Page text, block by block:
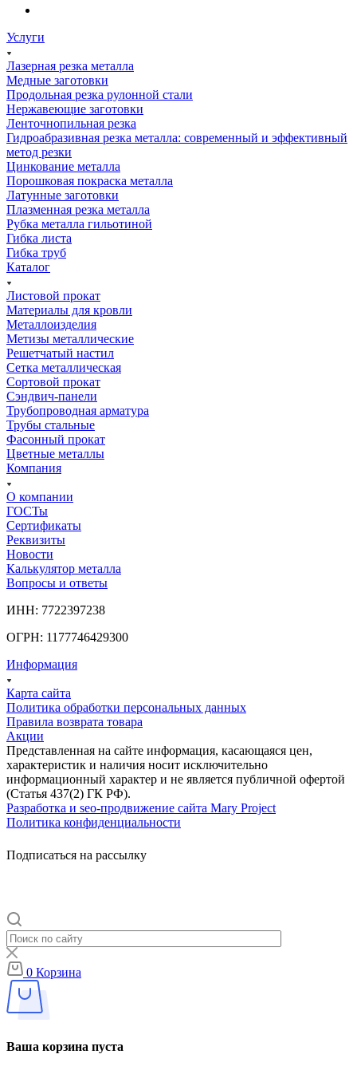
Услуги
Лазерная резка металла
Медные заготовки
Продольная резка рулонной стали
Нержавеющие заготовки
Ленточнопильная резка
Гидроабразивная резка металла: современный и эффективный
метод резки
Цинкование металла
Порошковая покраска металла
Латунные заготовки
Плазменная резка металла
Рубка металла гильотиной
Гибка листа
Гибка труб
Каталог
Листовой прокат
Материалы для кровли
Металлоизделия
Метизы металлические
Решетчатый настил
Сетка металлическая
Сортовой прокат
Сэндвич-панели
Трубопроводная арматура
Трубы стальные
Фасонный прокат
Цветные металлы
Компания
О компании
ГОСТы
Сертификаты
Реквизиты
Новости
Калькулятор металла
Вопросы и ответы
ИНН: 7722397238
ОГРН: 1177746429300
Информация
Карта сайта
Политика обработки персональных данных
Правила возврата товара
Акции
Представленная на сайте информация, касающаяся цен,
характеристик и наличия носит исключительно
информационный характер и не является публичной офертой
(Статья 437(2) ГК РФ).
Разработка и seo-продвижение сайта Mary Project
Политика конфиденциальности
Подписаться на рассылку
0 Корзина
Ваша корзина пуста